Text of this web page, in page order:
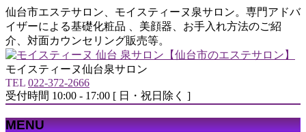
仙台市エステサロン、モイスティーヌ泉サロン。専門アドバ
イザーによる基礎化粧品 、美顔器、お手入れ方法のご紹
介、対面カウンセリング販売等。
モイスティーヌ仙台泉サロン
TEL 022-372-2666
受付時間 10:00 - 17:00 [ 日・祝日除く ]
MENU